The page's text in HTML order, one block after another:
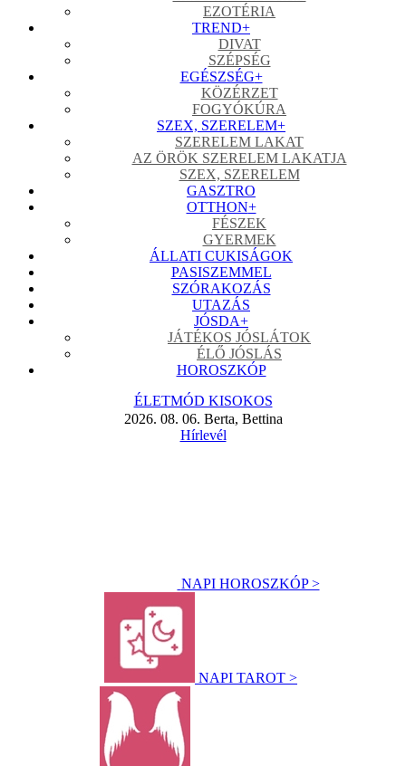
EZOTÉRIA
TREND+
DIVAT
SZÉPSÉG
EGÉSZSÉG+
KÖZÉRZET
FOGYÓKÚRA
SZEX, SZERELEM+
SZERELEM LAKAT
AZ ÖRÖK SZERELEM LAKATJA
SZEX, SZERELEM
GASZTRO
OTTHON+
FÉSZEK
GYERMEK
ÁLLATI CUKISÁGOK
PASISZEMMEL
SZÓRAKOZÁS
UTAZÁS
JÓSDA+
JÁTÉKOS JÓSLÁTOK
ÉLŐ JÓSLÁS
HOROSZKÓP
ÉLETMÓD KISOKOS
2026. 08. 06. Berta, Bettina
Hírlevél
NAPI HOROSZKÓP >
NAPI TAROT >